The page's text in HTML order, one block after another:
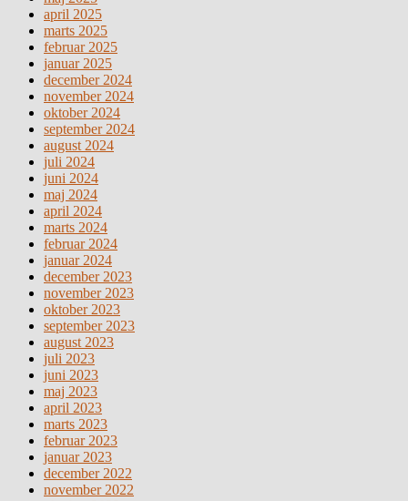
april 2025
marts 2025
februar 2025
januar 2025
december 2024
november 2024
oktober 2024
september 2024
august 2024
juli 2024
juni 2024
maj 2024
april 2024
marts 2024
februar 2024
januar 2024
december 2023
november 2023
oktober 2023
september 2023
august 2023
juli 2023
juni 2023
maj 2023
april 2023
marts 2023
februar 2023
januar 2023
december 2022
november 2022